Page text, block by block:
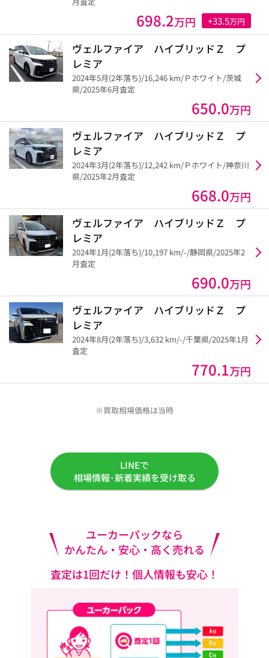
698.2万円 +33.5万円
ヴェルファイア ハイブリッドＺ プ
レミア
2024年5月(2年落ち)/16,246 km/Ｐホワイト/茨城
県/2025年6月査定
650.0万円
ヴェルファイア ハイブリッドＺ プ
レミア
2024年3月(2年落ち)/12,242 km/Ｐホワイト/神奈川
県/2025年2月査定
668.0万円
ヴェルファイア ハイブリッドＺ プ
レミア
2024年1月(2年落ち)/10,197 km/-/静岡県/2025年2
月査定
690.0万円
ヴェルファイア ハイブリッドＺ プ
レミア
2024年8月(2年落ち)/3,632 km/-/千葉県/2025年1月
査定
770.1万円
※買取相場価格は当時
LINEで
相場情報･新着実績を受け取る
ユーカーパックなら
かんたん・安心・高く売れる
査定は1回だけ！個人情報も安心！